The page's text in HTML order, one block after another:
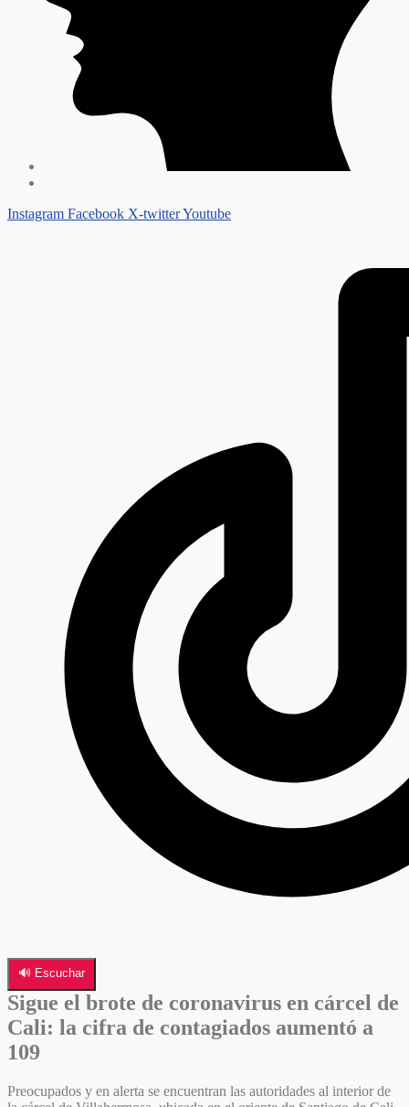
Instagram Facebook X-twitterYoutube
🔊 Escuchar
Sigue el brote de coronavirus en cárcel de
Cali: la cifra de contagiados aumentó a
109
Preocupados y en alerta se encuentran las autoridades al interior de